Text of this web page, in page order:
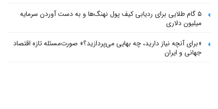
۵ گام طلایی برای ردیابی کیف پول‌ نهنگ‌ها و به دست آوردن سرمایه
میلیون دلاری
«برای آنچه نیاز دارید، چه بهایی می‌پردازید؟» صورت‌مسئله تازه اقتصاد
جهانی و ایران